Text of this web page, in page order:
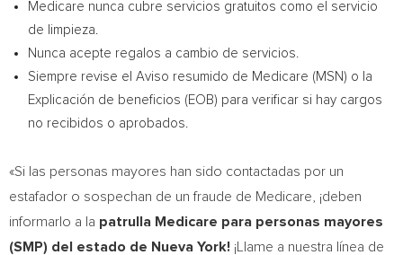
Medicare nunca cubre servicios gratuitos como el servicio
de limpieza.
Nunca acepte regalos a cambio de servicios.
Siempre revise el Aviso resumido de Medicare (MSN) o la
Explicación de beneficios (EOB) para verificar si hay cargos
no recibidos o aprobados.
«Si las personas mayores han sido contactadas por un
estafador o sospechan de un fraude de Medicare, ¡deben
informarlo a la patrulla Medicare para personas mayores
(SMP) del estado de Nueva York! ¡Llame a nuestra línea de